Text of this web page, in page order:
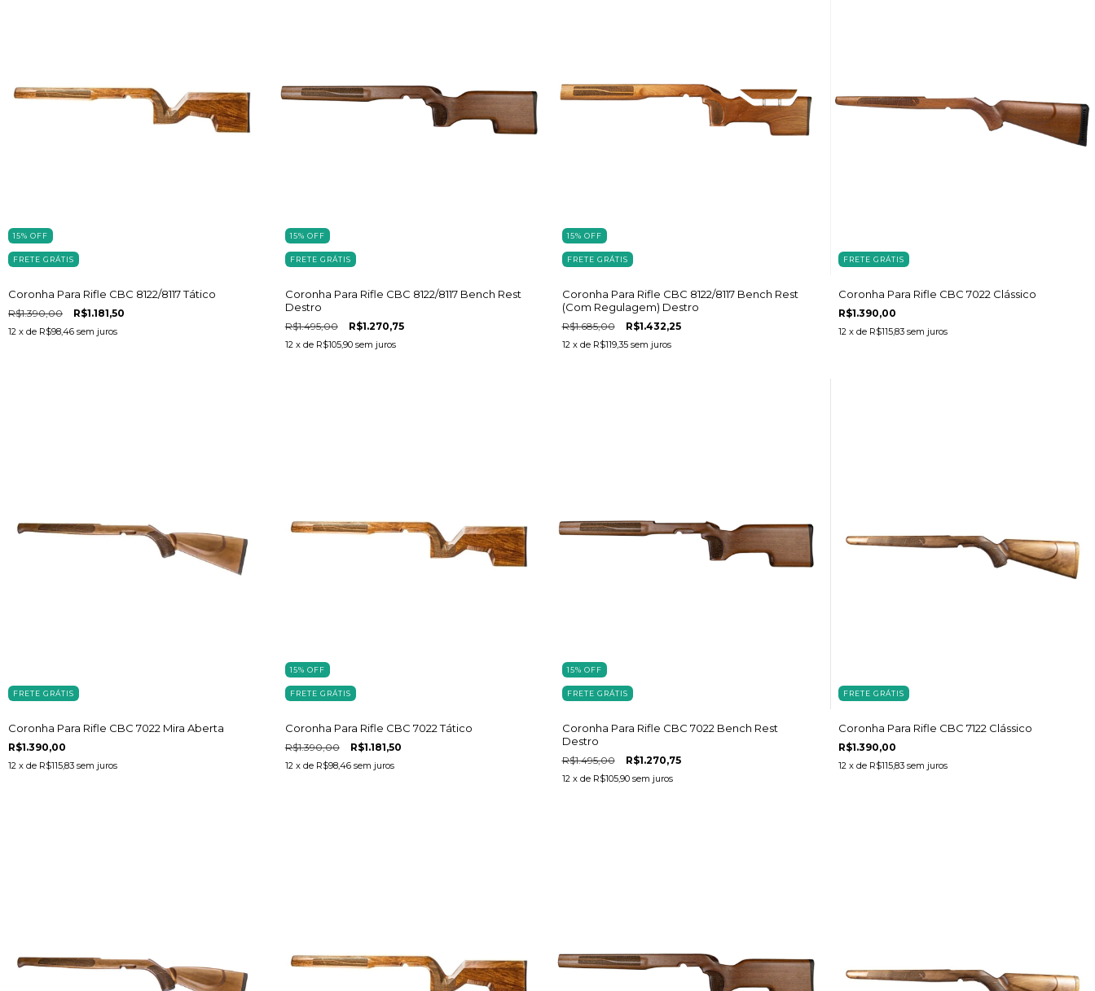
15% OFF
FRETE GRÁTIS
Coronha Para Rifle CBC 8122/8117 Tático
R$1.390,00 R$1.181,50
12 x de R$98,46 sem juros
15% OFF
FRETE GRÁTIS
Coronha Para Rifle CBC 8122/8117 Bench Rest
Destro
R$1.495,00 R$1.270,75
12 x de R$105,90 sem juros
15% OFF
FRETE GRÁTIS
Coronha Para Rifle CBC 8122/8117 Bench Rest
(Com Regulagem) Destro
R$1.685,00 R$1.432,25
12 x de R$119,35 sem juros
FRETE GRÁTIS
Coronha Para Rifle CBC 7022 Clássico
R$1.390,00
12 x de R$115,83 sem juros
FRETE GRÁTIS
Coronha Para Rifle CBC 7022 Mira Aberta
R$1.390,00
12 x de R$115,83 sem juros
15% OFF
FRETE GRÁTIS
Coronha Para Rifle CBC 7022 Tático
R$1.390,00 R$1.181,50
12 x de R$98,46 sem juros
15% OFF
FRETE GRÁTIS
Coronha Para Rifle CBC 7022 Bench Rest
Destro
R$1.495,00 R$1.270,75
12 x de R$105,90 sem juros
FRETE GRÁTIS
Coronha Para Rifle CBC 7122 Clássico
R$1.390,00
12 x de R$115,83 sem juros